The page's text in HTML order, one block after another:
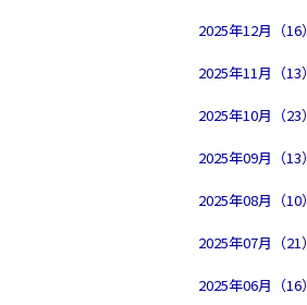
2025年12月（16）
2025年11月（13）
2025年10月（23）
2025年09月（13）
2025年08月（10）
2025年07月（21）
2025年06月（16）